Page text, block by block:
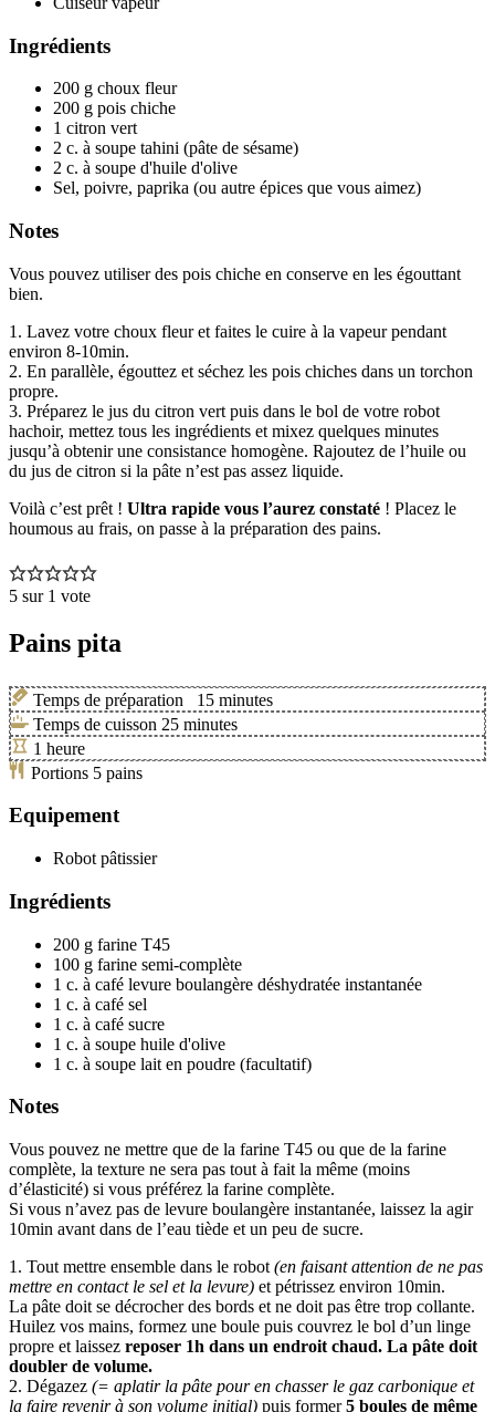
Ingrédients
200 g choux fleur
200 g pois chiche
1 citron vert
2 c. à soupe tahini (pâte de sésame)
2 c. à soupe d'huile d'olive
Sel, poivre, paprika (ou autre épices que vous aimez)
Notes
Vous pouvez utiliser des pois chiche en conserve en les égouttant
bien.
1. Lavez votre choux fleur et faites le cuire à la vapeur pendant
environ 8-10min.
2. En parallèle, égouttez et séchez les pois chiches dans un torchon
propre.
3. Préparez le jus du citron vert puis dans le bol de votre robot
hachoir, mettez tous les ingrédients et mixez quelques minutes
jusqu’à obtenir une consistance homogène. Rajoutez de l’huile ou
du jus de citron si la pâte n’est pas assez liquide.
Voilà c’est prêt ! Ultra rapide vous l’aurez constaté ! Placez le
houmous au frais, on passe à la préparation des pains.
5 sur 1 vote
Pains pita
Temps de préparation 15 minutes
Temps de cuisson 25 minutes
1 heure
Portions 5 pains
Equipement
Robot pâtissier
Ingrédients
200 g farine T45
100 g farine semi-complète
1 c. à café levure boulangère déshydratée instantanée
1 c. à café sel
1 c. à café sucre
1 c. à soupe huile d'olive
1 c. à soupe lait en poudre (facultatif)
Notes
Vous pouvez ne mettre que de la farine T45 ou que de la farine
complète, la texture ne sera pas tout à fait la même (moins
d’élasticité) si vous préférez la farine complète.
Si vous n’avez pas de levure boulangère instantanée, laissez la agir
10min avant dans de l’eau tiède et un peu de sucre.
1. Tout mettre ensemble dans le robot (en faisant attention de ne pas
mettre en contact le sel et la levure) et pétrissez environ 10min.
La pâte doit se décrocher des bords et ne doit pas être trop collante.
Huilez vos mains, formez une boule puis couvrez le bol d’un linge
propre et laissez reposer 1h dans un endroit chaud. La pâte doit
doubler de volume.
2. Dégazez (= aplatir la pâte pour en chasser le gaz carbonique et
la faire revenir à son volume initial) puis former5 boules de même